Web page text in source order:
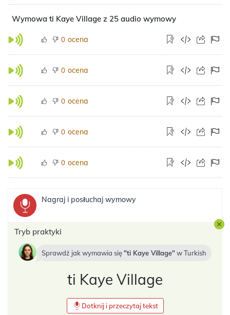
Wymowa ti Kaye Village z 25 audio wymowy
0 ocena
0 ocena
0 ocena
0 ocena
0 ocena
Nagraj i posłuchaj wymowy
Tryb praktyki
Sprawdź jak wymawia się ti Kaye Village wTurkish
ti Kaye Village
Dotknij i przeczytaj tekst